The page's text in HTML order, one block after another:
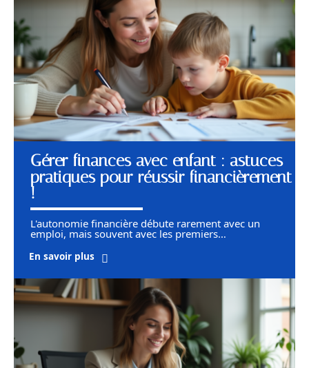
Gérer finances avec enfant : astuces
pratiques pour réussir financièrement
!
L'autonomie financière débute rarement avec un
emploi, mais souvent avec les premiers…
En savoir plus